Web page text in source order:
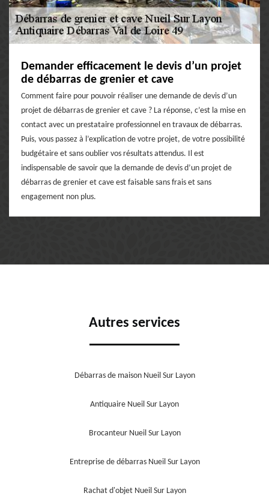
Demander efficacement le devis d’un projet
de débarras de grenier et cave
Comment faire pour pouvoir réaliser une demande de devis d’un
projet de débarras de grenier et cave ? La réponse, c’est la mise en
contact avec un prestataire professionnel en travaux de débarras.
Puis, vous passez à l’explication de votre projet, de votre possibilité
budgétaire et sans oublier vos résultats attendus. Il est
indispensable de savoir que la demande de devis d’un projet de
débarras de grenier et cave est faisable sans frais et sans
engagement non plus.
Autres services
Débarras de maison Nueil Sur Layon
Antiquaire Nueil Sur Layon
Brocanteur Nueil Sur Layon
Entreprise de débarras Nueil Sur Layon
Rachat d'objet Nueil Sur Layon